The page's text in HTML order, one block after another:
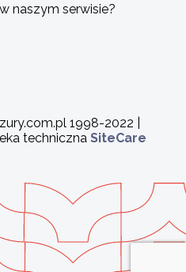
naszym serwisie?
1998-2022 |
techniczna SiteCare